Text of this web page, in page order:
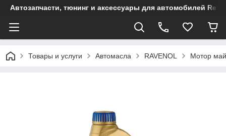
Автозапчасти, тюнинг и аксессуары для автомобилей
Товары и услуги Автомасла RAVENOL Мотор